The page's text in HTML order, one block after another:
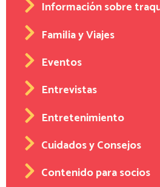
Información sobre
Familia y Viajes
Eventos
Entrevistas
Entretenimiento
Cuidados y Consejos
Contenido para socios